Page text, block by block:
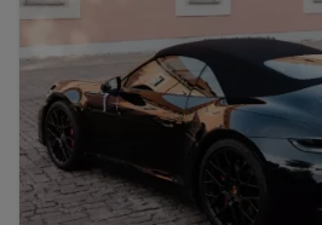
Chevrolet